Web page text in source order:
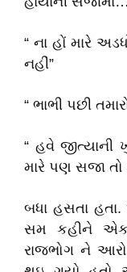
“ ના હોં મારે
નહીં”
“ ભાભી પછી
“ હવે જીત્યાની
મારે પણ સજા તો
બધા હસતા હતા.
સમ કહીને
રાજ્ભોગ ને